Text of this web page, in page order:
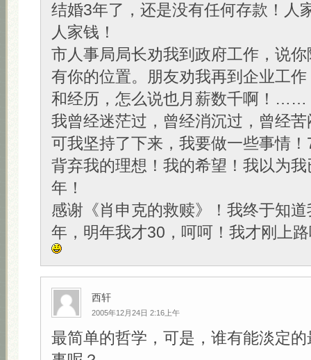
结婚3年了，还是没有任何存款！人
人家钱！
市人事局局长劝我到政府工作，说
有你的位置。朋友劝我再到企业工
和经历，怎么说也月薪数千啊！……
我曾经迷茫过，曾经消沉过，曾经
可我坚持了下来，我要做一些事情
背弃我的理想！我的希望！我以为
年！
感谢《肖申克的救赎》！我终于知
年，明年我才30，呵呵！我才刚上
西轩
2005年12月24日 2:16上午
最简单的哲学，可是，谁有能淡定